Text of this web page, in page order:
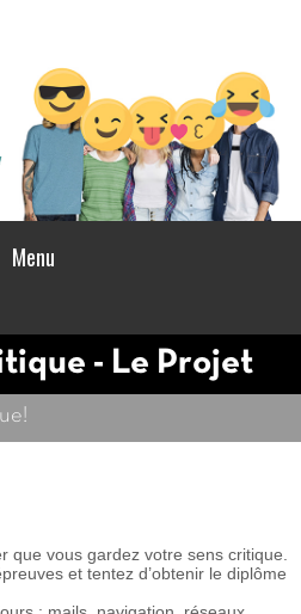
Menu
- Le Projet
que vous gardez votre sens critique.
et tentez d’obtenir le diplôme